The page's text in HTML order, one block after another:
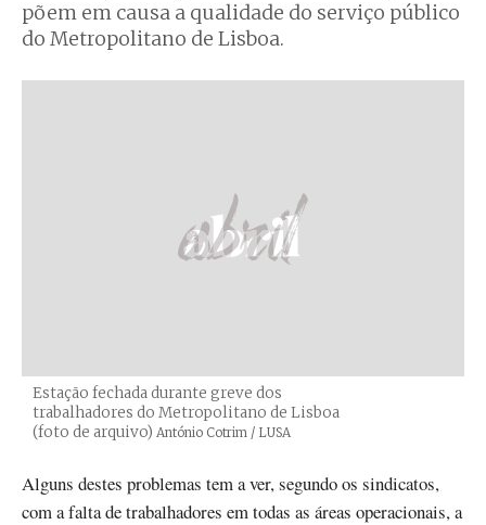
põem em causa a qualidade do serviço público
do Metropolitano de Lisboa.
Estação fechada durante greve dos
trabalhadores do Metropolitano de Lisboa
(foto de arquivo) Créditos
António Cotrim / LUSA
Alguns destes problemas tem a ver, segundo os sindicatos,
com a falta de trabalhadores em todas as áreas operacionais, a